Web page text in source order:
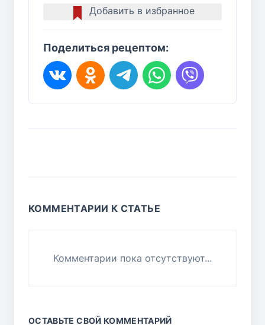
Добавить в избранное
Поделиться рецептом:
КОММЕНТАРИИ К СТАТЬЕ
Комментарии пока отсутствуют...
ОСТАВЬТЕ СВОЙ КОММЕНТАРИЙ